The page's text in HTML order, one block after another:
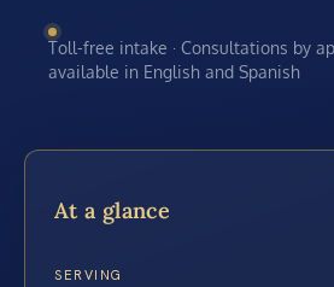
Toll-free intake · Consultations by
available in English and Spanish
At a glance
SERVING